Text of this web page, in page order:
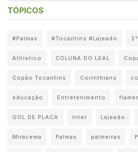
TÓPICOS
#Palmas #Tocantins #Lajeado
Athletico COLUNA DO LEAL
Copão Tocantins Corinthians
educação Entretenimento
GOL DE PLACA Inter Lajeado
Miracema Palmas palmeiras